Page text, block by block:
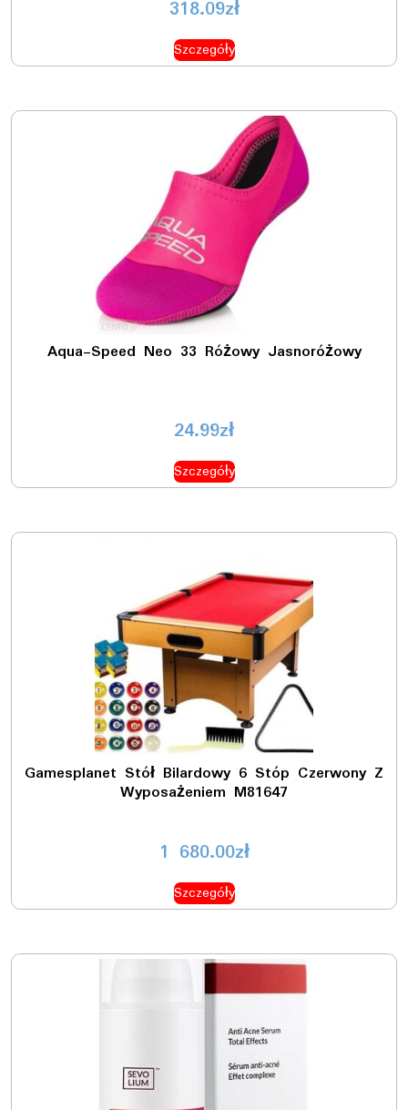
318.09zł
Szczegóły
Aqua-Speed Neo 33 Różowy Jasnoróżowy
24.99zł
Szczegóły
Gamesplanet Stół Bilardowy 6 Stóp Czerwony Z
Wyposażeniem M81647
1 680.00zł
Szczegóły